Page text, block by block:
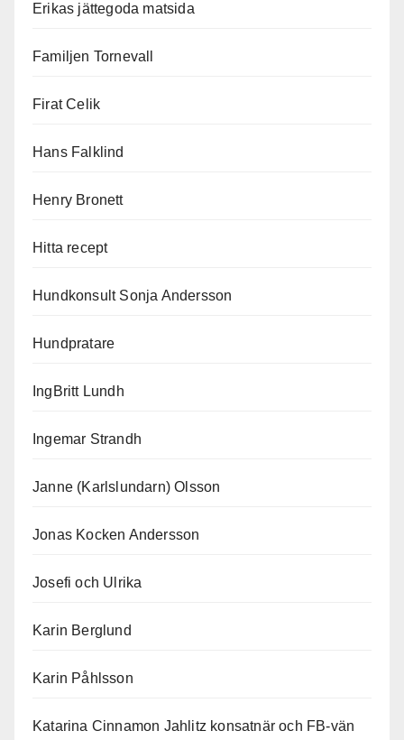
Erikas jättegoda matsida
Familjen Tornevall
Firat Celik
Hans Falklind
Henry Bronett
Hitta recept
Hundkonsult Sonja Andersson
Hundpratare
IngBritt Lundh
Ingemar Strandh
Janne (Karlslundarn) Olsson
Jonas Kocken Andersson
Josefi och Ulrika
Karin Berglund
Karin Påhlsson
Katarina Cinnamon Jahlitz konsatnär och FB-vän